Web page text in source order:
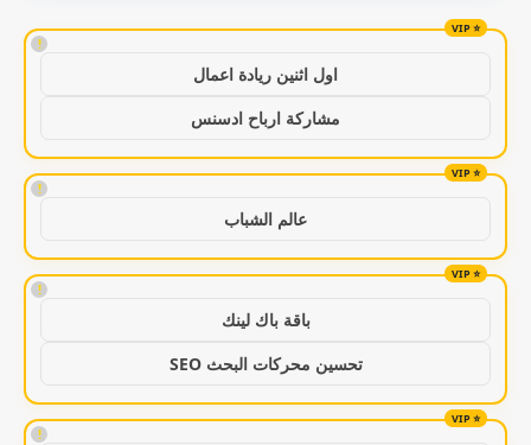
!
اول اثنين ريادة اعمال
مشاركة ارباح ادسنس
!
عالم الشباب
!
باقة باك لينك
تحسين محركات البحث SEO
!